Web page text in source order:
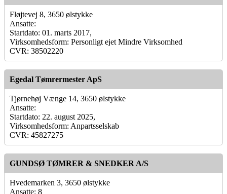
Fløjtevej 8, 3650 ølstykke
Ansatte:
Startdato: 01. marts 2017,
Virksomhedsform: Personligt ejet Mindre Virksomhed
CVR: 38502220
Egedal Tømrermester ApS
Tjørnehøj Vænge 14, 3650 ølstykke
Ansatte:
Startdato: 22. august 2025,
Virksomhedsform: Anpartsselskab
CVR: 45827275
GUNDSØ TØMRER & SNEDKER A/S
Hvedemarken 3, 3650 ølstykke
Ansatte: 8